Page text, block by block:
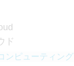
ド
ンピューティング